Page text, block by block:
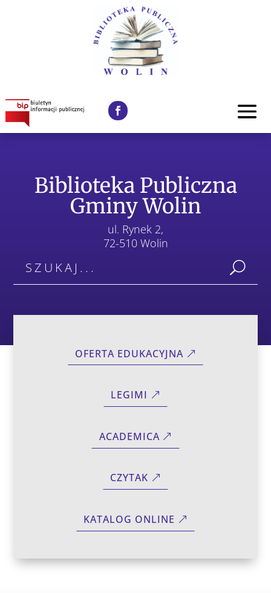
Biblioteka Publiczna
Gminy Wolin
ul. Rynek 2,
72-510 Wolin
OFERTA EDUKACYJNA
LEGIMI
ACADEMICA
CZYTAK
KATALOG ONLINE